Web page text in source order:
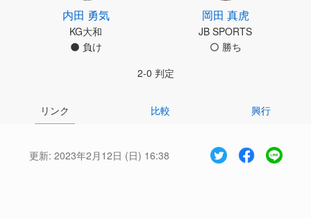
内田 勇気
KG大和
負け
岡田 真虎
JB SPORTS
勝ち
2-0 判定
リンク 比較 興行
更新: 2023年2月12日 (日) 16:38